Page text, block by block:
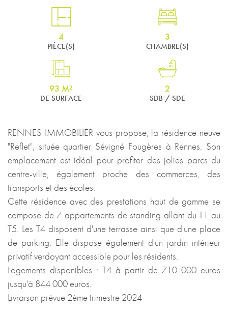
4
PIÈCE(S)
3
CHAMBRE(S)
93 M²
DE SURFACE
2
SDB / SDE
RENNES IMMOBILIER vous propose, la résidence neuve
"Reflet", située quartier Sévigné Fougères à Rennes. Son
emplacement est idéal pour profiter des jolies parcs du
centre-ville, également proche des commerces, des
transports et des écoles.
Cette résidence avec des prestations haut de gamme se
compose de 7 appartements de standing allant du T1 au
T5. Les T4 disposent d'une terrasse ainsi que d'une place
de parking. Elle dispose également d'un jardin intérieur
privatif verdoyant accessible pour les résidents.
Logements disponibles : T4 à partir de 710 000 euros
jusqu'à 844 000 euros.
Livraison prévue 2ème trimestre 2024